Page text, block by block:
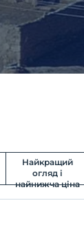
Найкращий
огляд і
найнижча ціна